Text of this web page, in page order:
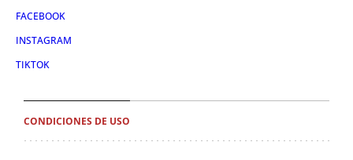
FACEBOOK
INSTAGRAM
TIKTOK
CONDICIONES DE USO